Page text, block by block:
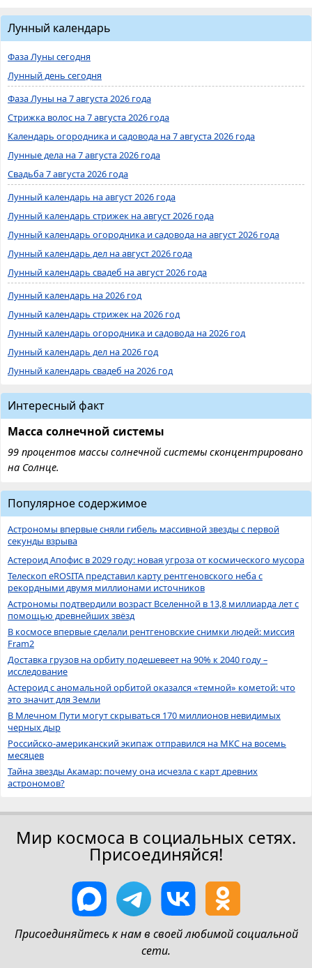
Лунный календарь
Фаза Луны сегодня
Лунный день сегодня
Фаза Луны на 7 августа 2026 года
Стрижка волос на 7 августа 2026 года
Календарь огородника и садовода на 7 августа 2026 года
Лунные дела на 7 августа 2026 года
Свадьба 7 августа 2026 года
Лунный календарь на август 2026 года
Лунный календарь стрижек на август 2026 года
Лунный календарь огородника и садовода на август 2026 года
Лунный календарь дел на август 2026 года
Лунный календарь свадеб на август 2026 года
Лунный календарь на 2026 год
Лунный календарь стрижек на 2026 год
Лунный календарь огородника и садовода на 2026 год
Лунный календарь дел на 2026 год
Лунный календарь свадеб на 2026 год
Интересный факт
Масса солнечной системы
99 процентов массы солнечной системы сконцентрировано
на Солнце.
Популярное содержимое
Астрономы впервые сняли гибель массивной звезды с первой
секунды взрыва
Астероид Апофис в 2029 году: новая угроза от космического мусора
Телескоп eROSITA представил карту рентгеновского неба с
рекордными двумя миллионами источников
Астрономы подтвердили возраст Вселенной в 13,8 миллиарда лет с
помощью древнейших звёзд
В космосе впервые сделали рентгеновские снимки людей: миссия
Fram2
Доставка грузов на орбиту подешевеет на 90% к 2040 году –
исследование
Астероид с аномальной орбитой оказался «темной» кометой: что
это значит для Земли
В Млечном Пути могут скрываться 170 миллионов невидимых
черных дыр
Российско-американский экипаж отправился на МКС на восемь
месяцев
Тайна звезды Акамар: почему она исчезла с карт древних
астрономов?
Мир космоса в социальных сетях.
Присоединяйся!
Присоединяйтесь к нам в своей любимой социальной
сети.